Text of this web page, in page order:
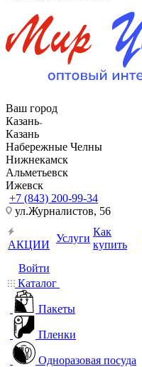
Ваш город
Казань
Казань
Набережные Челны
Нижнекамск
Альметьевск
Ижевск
+7 (843) 200-99-34
ул.Журналистов, 56
АКЦИИ
Услуги
Как
купить
Войти
Каталог
Пакеты
Пленки
Одноразовая посуда